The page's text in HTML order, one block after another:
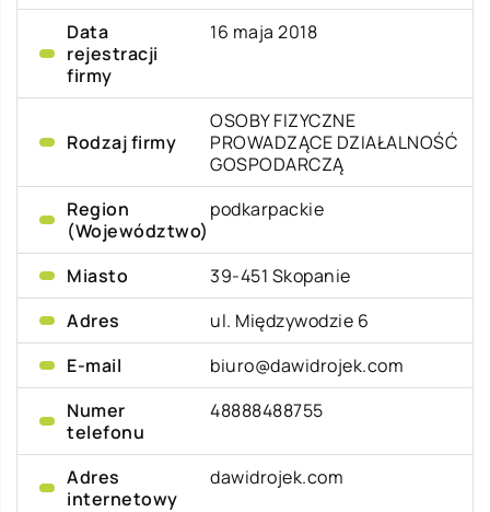
Data
rejestracji
firmy
16 maja 2018
Rodzaj firmy
OSOBY FIZYCZNE
PROWADZĄCE DZIAŁALNOŚĆ
GOSPODARCZĄ
Region
(Województwo)
podkarpackie
Miasto
39-451 Skopanie
Adres
ul. Międzywodzie 6
E-mail
biuro@dawidrojek.com
Numer
telefonu
48888488755
Adres
internetowy
dawidrojek.com